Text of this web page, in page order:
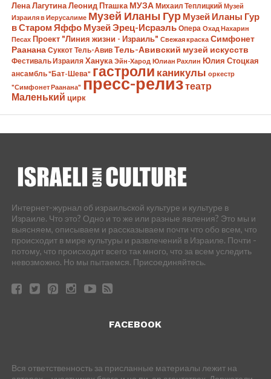
Лена Лагутина Леонид Пташка МУЗА Михаил Теплицкий Музей
Израиля в Иерусалиме Музей Иланы Гур Музей Иланы Гур
в Старом Яффо Музей Эрец-Исраэль Опера Охад Нахарин
Песах Проект "Линия жизни - Израиль" Свежая краска Симфонет
Раанана Суккот Тель-Авив Тель-Авивский музей искусств
Фестиваль Израиля Ханука Эйн-Харод Юлиан Рахлин Юлия Стоцкая
ансамбль "Бат-Шева" гастроли каникулы оркестр
"Симфонет Раанана" пресс-релизтеатр
Маленький цирк
Интернет-журнал об израильской культуре и культуре в
Израиле. Что это? Одно и то же или разные явления? Это мы и
выясняем, описываем и рассказываем почти что обо всем, что
происходит в мире культуры и развлечений в Израиле. Почти -
потому, что происходит всего так много, что за всем уследить
невозможно. Но мы пытаемся. Присоединяйтесь.
FACEBOOK
Вся ответственность за присланные материалы лежит на